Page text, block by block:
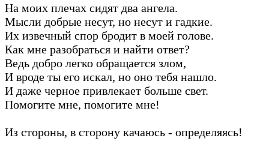
На моих плечах сидят два ангела.
Мысли добрые несут, но несут и гадкие.
Их извечный спор бродит в моей голове.
Как мне разобраться и найти ответ?
Ведь добро легко обращается злом,
И вроде ты его искал, но оно тебя нашло.
И даже черное привлекает больше свет.
Помогите мне, помогите мне!
Из стороны, в сторону качаюсь - определяясь!